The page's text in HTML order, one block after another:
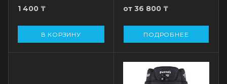
1 400 ₸
В КОРЗИНУ
от 36 800 ₸
ПОДРОБНЕЕ